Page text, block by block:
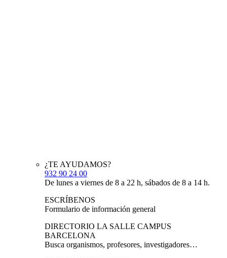
¿TE AYUDAMOS?
932 90 24 00
De lunes a viernes de 8 a 22 h, sábados de 8 a 14 h.
ESCRÍBENOS
Formulario de información general
DIRECTORIO LA SALLE CAMPUS
BARCELONA
Busca organismos, profesores, investigadores…